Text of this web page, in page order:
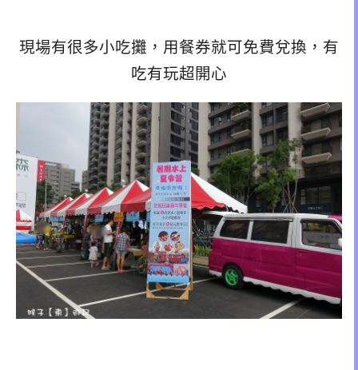
現場有很多小吃攤，用餐券就可免費兌換，有
吃有玩超開心